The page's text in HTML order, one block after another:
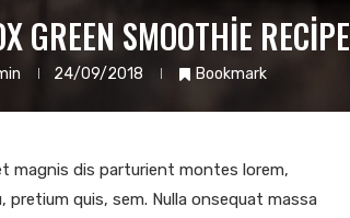
GREEN SMOOTHIE RECIPE
24/09/2018 Bookmark
magnis dis parturient montes lorem,
quis, sem. Nulla onsequat massa